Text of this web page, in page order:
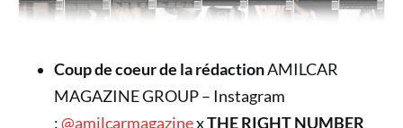
Coup de coeur de la rédactionAMILCAR
MAGAZINE GROUP – Instagram
:@amilcarmagazinexTHE RIGHT NUMBER